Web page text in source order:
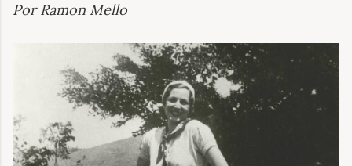
Por Ramon Mello